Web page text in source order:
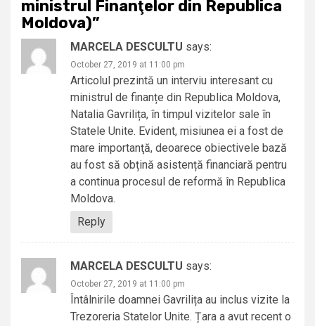
ministrul Finanţelor din Republica
Moldova)”
MARCELA DESCULTU says:
October 27, 2019 at 11:00 pm
Articolul prezintă un interviu interesant cu
ministrul de finanțe din Republica Moldova,
Natalia Gavrilița, în timpul vizitelor sale în
Statele Unite. Evident, misiunea ei a fost de
mare importanţă, deoarece obiectivele bază
au fost să obțină asistență financiară pentru
a continua procesul de reformă în Republica
Moldova.
Reply
MARCELA DESCULTU says:
October 27, 2019 at 11:00 pm
Întâlnirile doamnei Gavrilița au inclus vizite la
Trezoreria Statelor Unite. Țara a avut recent o